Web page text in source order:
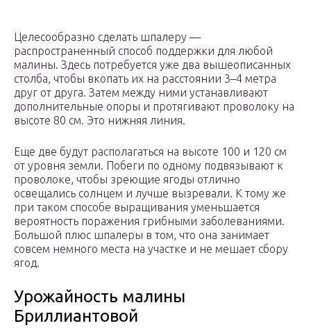
Целесообразно сделать шпалеру —
распространенный способ поддержки для любой
малины. Здесь потребуется уже два вышеописанных
столба, чтобы вкопать их на расстоянии 3–4 метра
друг от друга. Затем между ними устанавливают
дополнительные опоры и протягивают проволоку на
высоте 80 см. Это нижняя линия.
Еще две будут располагаться на высоте 100 и 120 см
от уровня земли. Побеги по одному подвязывают к
проволоке, чтобы зреющие ягоды отлично
освещались солнцем и лучше вызревали. К тому же
при таком способе выращивания уменьшается
вероятность поражения грибными заболеваниями.
Большой плюс шпалеры в том, что она занимает
совсем немного места на участке и не мешает сбору
ягод.
Урожайность малины
Бриллиантовой